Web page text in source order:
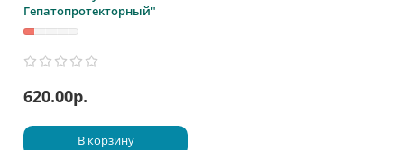
Гепатопротекторный"
620.00р.
В корзину